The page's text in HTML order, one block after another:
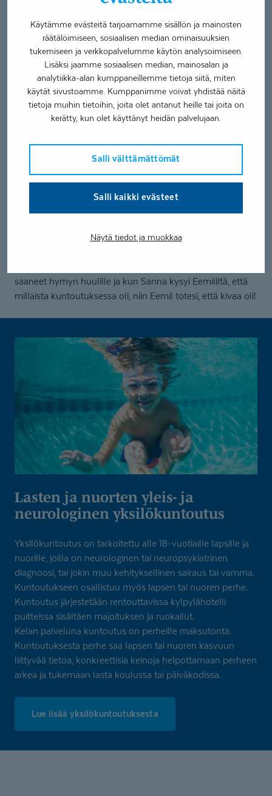
Käytämme evästeitä tarjoamamme sisällön ja mainosten
räätälöimiseen, sosiaalisen median ominaisuuksien
tukemiseen ja verkkopalvelumme käytön analysoimiseen.
Lisäksi jaamme sosiaalisen median, mainosalan ja
analytiikka-alan kumppaneillemme tietoja siitä, miten
käytät sivustoamme. Kumppanimme voivat yhdistää näitä
tietoja muihin tietoihin, joita olet antanut heille tai joita on
kerätty, kun olet käyttänyt heidän palvelujaan.
Salli välttämättömät
Salli kaikki evästeet
Näytä tiedot ja muokkaa
olivat todella hyviä ja olisin kuunnellut näitä
pidempäänkin. Sisältö oli mielenkiintoista ja huikeat
asiantuntijat osasivat kertoa asioista selkeästi. Esim. miksi
lapsi jumiutuu ja väsyy. Keskustelu oli soljuvaa ja
vanhemmat saivat kaikkiin kysymyksiinsä vastaukset",
sanoo Sanna ja jatkaa.
"Muilta vanhemmilta saatu vertaistuki oli ainutlaatuista,
sillä vain samassa veneessä oleva voi toista täysin
yksiin, vaikka vakavien asioiden äärellä oltiin. Yhdessä
totesimmekin, että arkeen on tärkeätä löytää myös iloa ja
myös kevyemmän mielen vertaistuen ansiosta.
saaneet hymyn huulille ja kun Sanna kysyi Eemililtä, että
millaista kuntoutuksessa oli, niin Eemil totesi, että kivaa oli!
Lasten ja nuorten yleis- ja
neurologinen yksilökuntoutus
Yksilökuntoutus on tarkoitettu alle 18-vuotiaille lapsille ja
nuorille, joilla on neurologinen tai neuropsykiatrinen
diagnoosi, tai jokin muu kehityksellinen sairaus tai vamma.
Kuntoutukseen osallistuu myös lapsen tai nuoren perhe.
Kuntoutus järjestetään rentouttavissa kylpylähotelli
puitteissa sisältäen majoituksen ja ruokailut.
Kelan palveluna kuntoutus on perheille maksutonta.
Kuntoutuksesta perhe saa lapsen tai nuoren kasvuun
liittyvää tietoa, konkreettisia keinoja helpottamaan perheen
arkea ja tukemaan lasta koulussa tai päiväkodissa.
Lue lisää yksilökuntoutuksesta